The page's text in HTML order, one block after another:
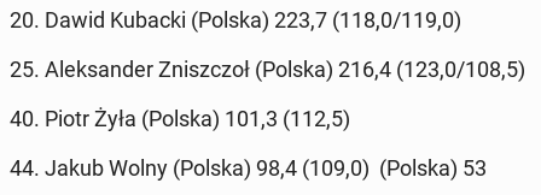
20. Dawid Kubacki (Polska) 223,7 (118,0/119,0)
25. Alek­san­der Znisz­czoł (Polska) 216,4 (123,0/108,5)
40. Piotr Żyła (Polska) 101,3 (112,5)
44. Jakub Wolny (Polska) 98,4 (109,0) (Polska) 53